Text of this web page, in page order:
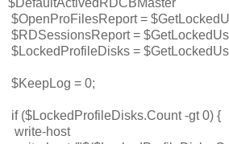
$DefaultActivedRDCBMaster
$OpenProFilesReport =
$RDSessionsReport =
$LockedProfileDisks =
$KeepLog = 0;
if ($LockedProfileDisks.Count -gt 0) {
write-host